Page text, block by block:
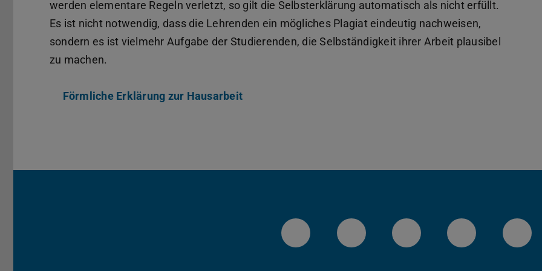
werden elementare Regeln verletzt, so gilt die Selbsterklärung automatisch als nicht erfüllt.
Es ist nicht notwendig, dass die Lehrenden ein mögliches Plagiat eindeutig nachweisen,
sondern es ist vielmehr Aufgabe der Studierenden, die Selbständigkeit ihrer Arbeit plausibel
zu machen.
Förmliche Erklärung zur Hausarbeit
LinkedIn-Seite der TU Darmstadt
Instagram-Kanal der TU
Bluesky-Kanal der